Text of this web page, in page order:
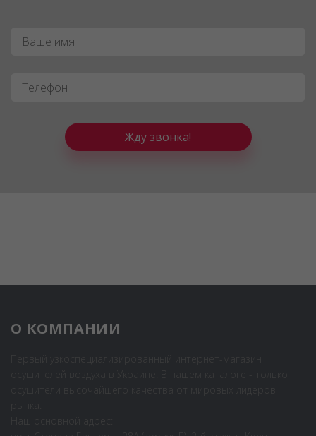
Имя*
Телефон *
Жду звонка!
О КОМПАНИИ